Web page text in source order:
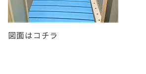
図面はコチラ